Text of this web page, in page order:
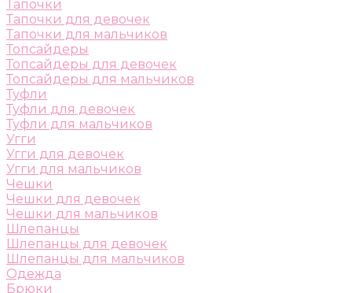
Тапочки
Тапочки для девочек
Тапочки для мальчиков
Топсайдеры
Топсайдеры для девочек
Топсайдеры для мальчиков
Туфли
Туфли для девочек
Туфли для мальчиков
Угги
Угги для девочек
Угги для мальчиков
Чешки
Чешки для девочек
Чешки для мальчиков
Шлепанцы
Шлепанцы для девочек
Шлепанцы для мальчиков
Одежда
Брюки